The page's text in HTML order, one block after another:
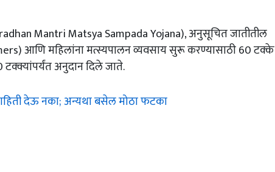
Mantri Matsya Sampada Yojana), अनुसूचित जातीतील
आणि महिलांना मत्स्यपालन व्यवसाय सुरू करण्यासाठी 60 टक्के
अनुदान दिले जाते.
देऊ नका; अन्यथा बसेल मोठा फटका